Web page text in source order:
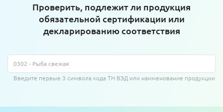
Проверить, подлежит ли продукция
обязательной сертификации или
декларированию соответствия
Введите первые 3 символа кода ТН ВЭД или наименование продукции